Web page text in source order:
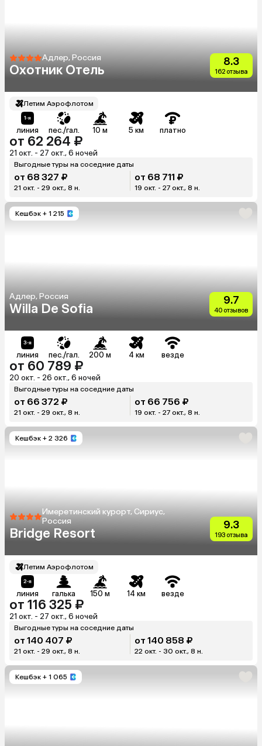
Адлер, Россия
Охотник Отель
8.3
162 отзыва
Летим Аэрофлотом
линия пес./гал. 10 м 5 км платно
от 62 264 ₽
21 окт. - 27 окт., 6 ночей
Выгодные туры на соседние даты
от 68 327 ₽
21 окт. - 29 окт., 8 н.
от 68 711 ₽
19 окт. - 27 окт., 8 н.
Кешбэк + 1 215
Адлер, Россия
Willa De Sofia
9.7
40 отзывов
линия пес./гал. 200 м 4 км везде
от 60 789 ₽
20 окт. - 26 окт., 6 ночей
Выгодные туры на соседние даты
от 66 372 ₽
21 окт. - 29 окт., 8 н.
от 66 756 ₽
19 окт. - 27 окт., 8 н.
Кешбэк + 2 326
Имеретинский курорт, Сириус,
Россия
Bridge Resort
9.3
193 отзыва
Летим Аэрофлотом
линия галька 150 м 14 км везде
от 116 325 ₽
21 окт. - 27 окт., 6 ночей
Выгодные туры на соседние даты
от 140 407 ₽
21 окт. - 29 окт., 8 н.
от 140 858 ₽
22 окт. - 30 окт., 8 н.
Кешбэк + 1 065